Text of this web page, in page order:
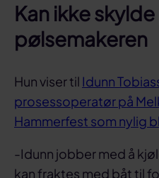
Kan ikke
pølsemakeren
Hun viser til Idunn
prosessoperatør på
Hammerfest som nylig
-Idunn jobber med å
kan fraktes med båt til